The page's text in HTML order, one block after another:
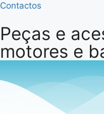
Contactos
Peças e
motores e